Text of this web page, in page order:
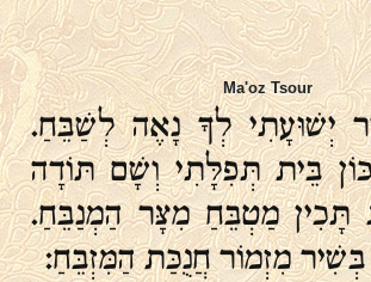
Ma'oz Tsour
יְשׁוּעָתִי לְךָ נָאֶה לְשַׁבֵּחַ.
בֵּית תְּפִלָּתִי וְשָׁם תּוֹדָה
תָּכִין מַטְבֵּחַ מִצָּר הַמְנַבֵּחַ.
מִזְמוֹר חֲנֻכַּת הַמִּזְבֵּחַ: